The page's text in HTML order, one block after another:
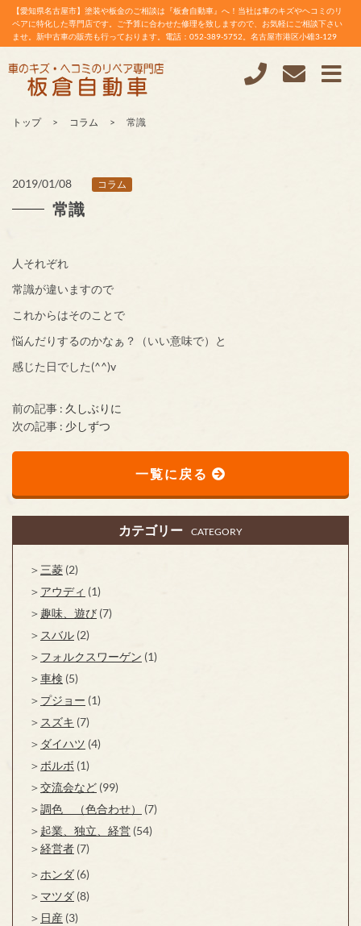
【愛知県名古屋市】塗装や板金のご相談は『板倉自動車』へ！当社は車のキズやヘコミのリ
ペアに特化した専門店です。ご予算に合わせた修理を致しますので、お気軽にご相談下さい
ませ。新中古車の販売も行っております。電話：052-389-5752。名古屋市港区小碓3-129
トップ コラム 常識
2019/01/08 コラム
常識
人それぞれ
常識が違いますので
これからはそのことで
悩んだりするのかなぁ？（いい意味で）と
感じた日でした(^^)v
前の記事 : 久しぶりに
次の記事 : 少しずつ
一覧に戻る
カテゴリー CATEGORY
三菱 (2)
アウディ (1)
趣味、遊び (7)
スバル (2)
フォルクスワーゲン (1)
車検 (5)
プジョー (1)
スズキ (7)
ダイハツ (4)
ボルボ (1)
交流会など (99)
調色 （色合わせ）
(7)
起業、独立、経営 (54)
経営者 (7)
ホンダ (6)
マツダ (8)
日産 (3)